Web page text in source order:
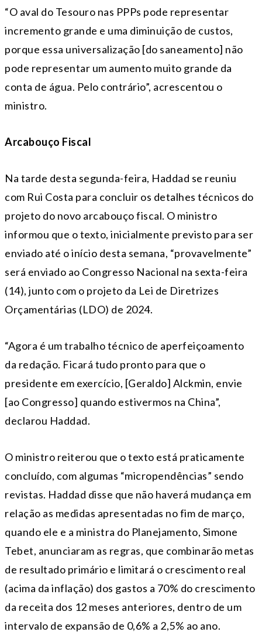
“O aval do Tesouro nas PPPs pode representar
incremento grande e uma diminuição de custos,
porque essa universalização [do saneamento] não
pode representar um aumento muito grande da
conta de água. Pelo contrário”, acrescentou o
ministro.
Arcabouço Fiscal
Na tarde desta segunda-feira, Haddad se reuniu
com Rui Costa para concluir os detalhes técnicos do
projeto do novo arcabouço fiscal. O ministro
informou que o texto, inicialmente previsto para ser
enviado até o início desta semana, “provavelmente”
será enviado ao Congresso Nacional na sexta-feira
(14), junto com o projeto da Lei de Diretrizes
Orçamentárias (LDO) de 2024.
“Agora é um trabalho técnico de aperfeiçoamento
da redação. Ficará tudo pronto para que o
presidente em exercício, [Geraldo] Alckmin, envie
[ao Congresso] quando estivermos na China”,
declarou Haddad.
O ministro reiterou que o texto está praticamente
concluído, com algumas “micropendências” sendo
revistas. Haddad disse que não haverá mudança em
relação as medidas apresentadas no fim de março,
quando ele e a ministra do Planejamento, Simone
Tebet, anunciaram as regras, que combinarão metas
de resultado primário e limitará o crescimento real
(acima da inflação) dos gastos a 70% do crescimento
da receita dos 12 meses anteriores, dentro de um
intervalo de expansão de 0,6% a 2,5% ao ano.